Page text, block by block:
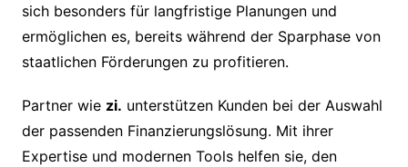
sich besonders für langfristige Planungen und
ermöglichen es, bereits während der Sparphase von
staatlichen Förderungen zu profitieren.
Partner wie zi. unterstützen Kunden bei der Auswahl
der passenden Finanzierungslösung. Mit ihrer
Expertise und modernen Tools helfen sie, den